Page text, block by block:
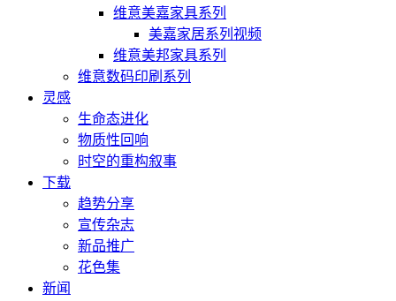
维意美嘉家具系列
美嘉家居系列视频
维意美邦家具系列
维意数码印刷系列
灵感
生命态进化
物质性回响
时空的重构叙事
下载
趋势分享
宣传杂志
新品推广
花色集
新闻